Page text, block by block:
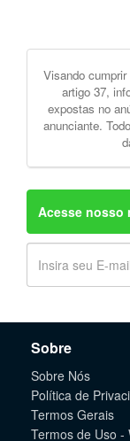
Visando
artigo 37,
expostas no
anunciante.
Acesse nosso
Sobre
Sobre Nós
Política de
Termos Gerais
Termos de Uso -